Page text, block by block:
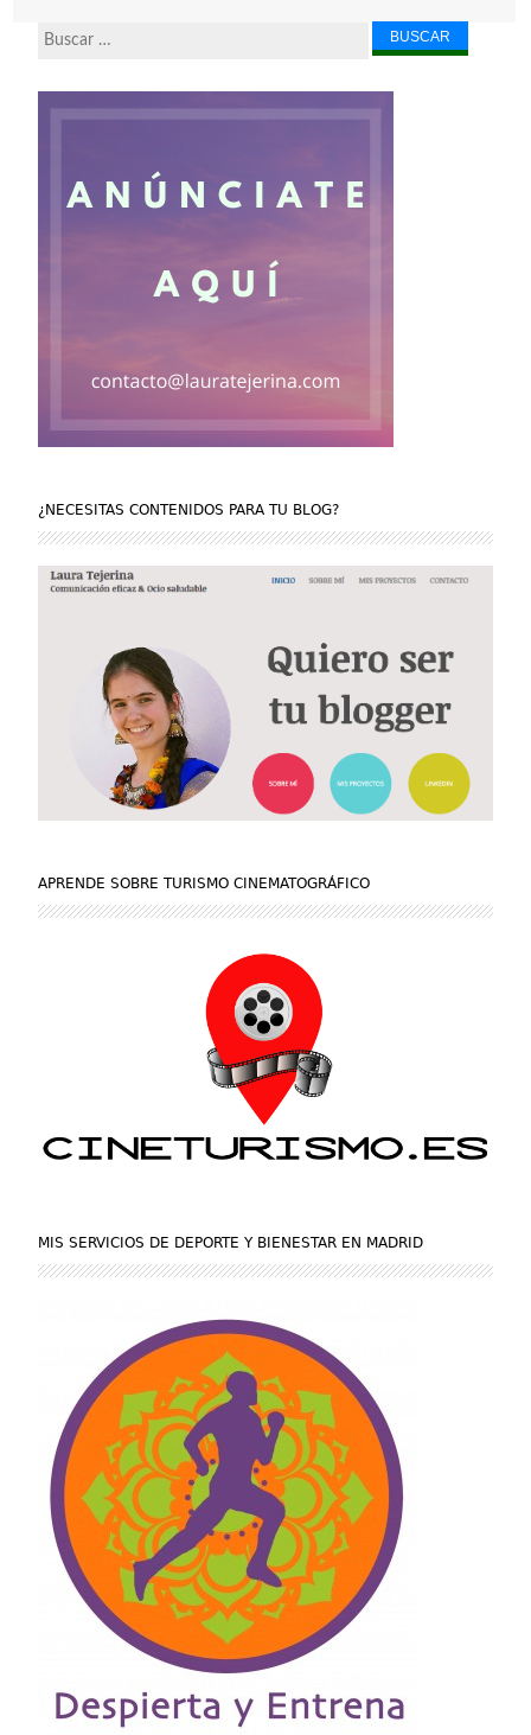
Buscar...
¿NECESITAS CONTENIDOS PARA TU BLOG?
APRENDE SOBRE TURISMO CINEMATOGRÁFICO
MIS SERVICIOS DE DEPORTE Y BIENESTAR EN MADRID